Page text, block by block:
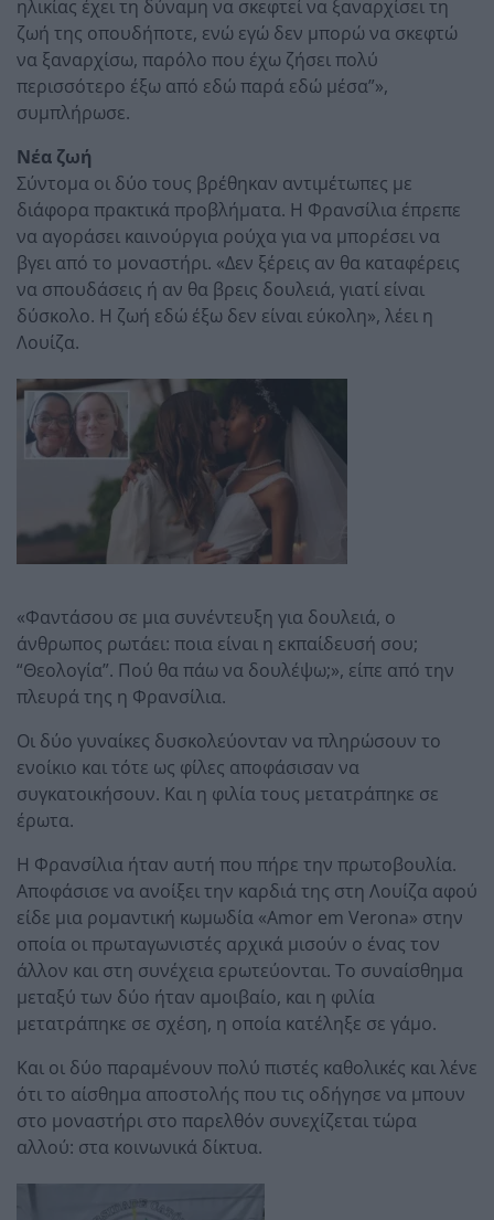
ηλικίας έχει τη δύναμη να σκεφτεί να ξαναρχίσει τη
ζωή της οπουδήποτε, ενώ εγώ δεν μπορώ να σκεφτώ
να ξαναρχίσω, παρόλο που έχω ζήσει πολύ
περισσότερο έξω από εδώ παρά εδώ μέσα”»,
συμπλήρωσε.
Νέα ζωή
Σύντομα οι δύο τους βρέθηκαν αντιμέτωπες με
διάφορα πρακτικά προβλήματα. Η Φρανσίλια έπρεπε
να αγοράσει καινούργια ρούχα για να μπορέσει να
βγει από το μοναστήρι. «Δεν ξέρεις αν θα καταφέρεις
να σπουδάσεις ή αν θα βρεις δουλειά, γιατί είναι
δύσκολο. Η ζωή εδώ έξω δεν είναι εύκολη», λέει η
Λουίζα.
«Φαντάσου σε μια συνέντευξη για δουλειά, ο
άνθρωπος ρωτάει: ποια είναι η εκπαίδευσή σου;
“Θεολογία”. Πού θα πάω να δουλέψω;», είπε από την
πλευρά της η Φρανσίλια.
Οι δύο γυναίκες δυσκολεύονταν να πληρώσουν το
ενοίκιο και τότε ως φίλες αποφάσισαν να
συγκατοικήσουν. Και η φιλία τους μετατράπηκε σε
έρωτα.
Η Φρανσίλια ήταν αυτή που πήρε την πρωτοβουλία.
Αποφάσισε να ανοίξει την καρδιά της στη Λουίζα αφού
είδε μια ρομαντική κωμωδία «Amor em Verona» στην
οποία οι πρωταγωνιστές αρχικά μισούν ο ένας τον
άλλον και στη συνέχεια ερωτεύονται. Το συναίσθημα
μεταξύ των δύο ήταν αμοιβαίο, και η φιλία
μετατράπηκε σε σχέση, η οποία κατέληξε σε γάμο.
Και οι δύο παραμένουν πολύ πιστές καθολικές και λένε
ότι το αίσθημα αποστολής που τις οδήγησε να μπουν
στο μοναστήρι στο παρελθόν συνεχίζεται τώρα
αλλού: στα κοινωνικά δίκτυα.